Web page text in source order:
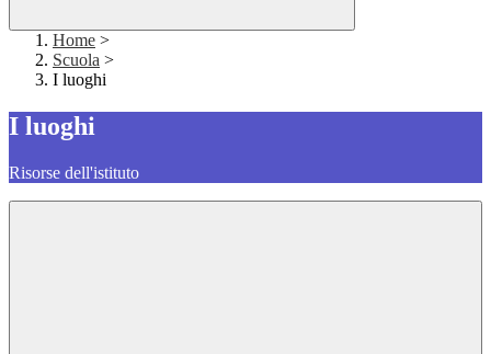
Home >
Scuola >
I luoghi
I luoghi
Risorse dell'istituto